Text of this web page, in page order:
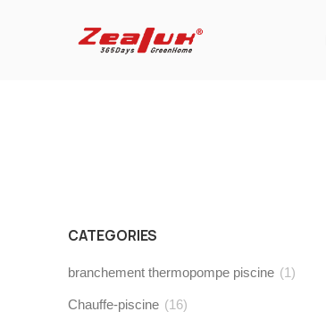
CATEGORIES
branchement thermopompe piscine (1)
Chauffe-piscine (16)